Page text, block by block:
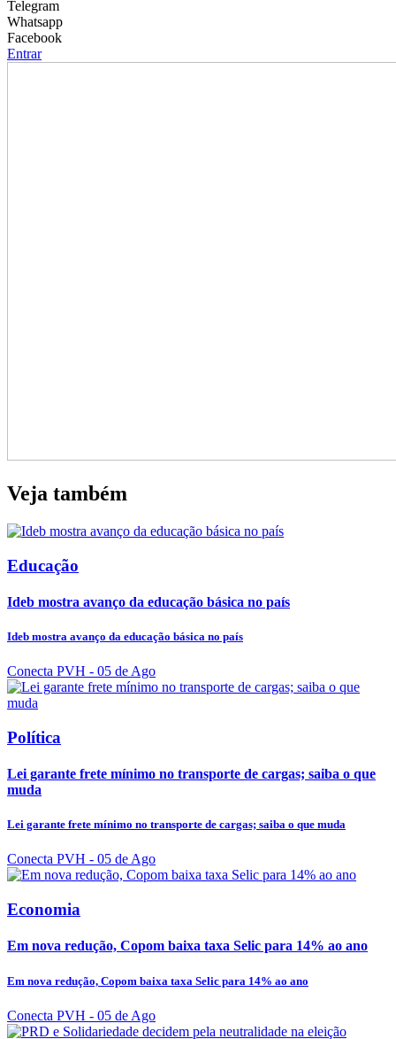
Telegram
Whatsapp
Facebook
Entrar
Veja também
Educação
Ideb mostra avanço da educação básica no país
Ideb mostra avanço da educação básica no país
Conecta PVH - 05 de Ago
Política
Lei garante frete mínimo no transporte de cargas; saiba o que
muda
Lei garante frete mínimo no transporte de cargas; saiba o que muda
Conecta PVH - 05 de Ago
Economia
Em nova redução, Copom baixa taxa Selic para 14% ao ano
Em nova redução, Copom baixa taxa Selic para 14% ao ano
Conecta PVH - 05 de Ago